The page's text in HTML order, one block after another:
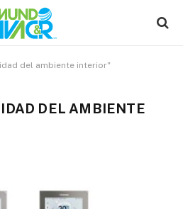
del ambiente interior"
DEL AMBIENTE